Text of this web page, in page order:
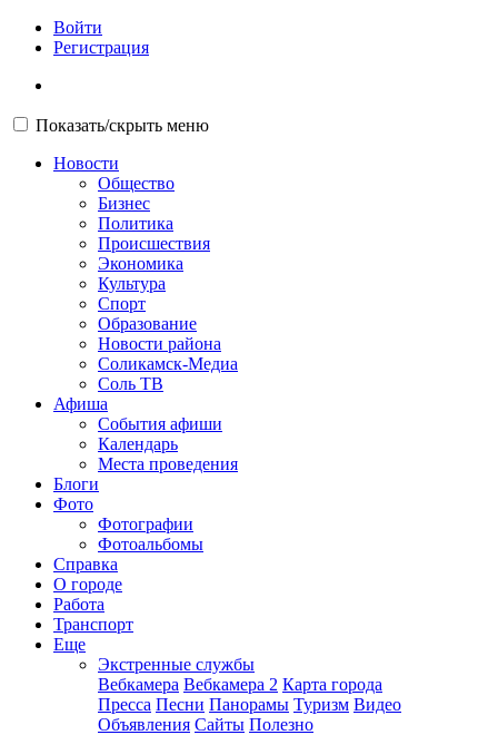
Войти
Регистрация
Показать/скрыть меню
Новости
Общество
Бизнес
Политика
Происшествия
Экономика
Культура
Спорт
Образование
Новости района
Соликамск-Медиа
Соль ТВ
Афиша
События афиши
Календарь
Места проведения
Блоги
Фото
Фотографии
Фотоальбомы
Справка
О городе
Работа
Транспорт
Еще
Экстренные службы
Вебкамера Вебкамера 2 Карта города
Пресса Песни Панорамы Туризм Видео
Объявления Сайты Полезно